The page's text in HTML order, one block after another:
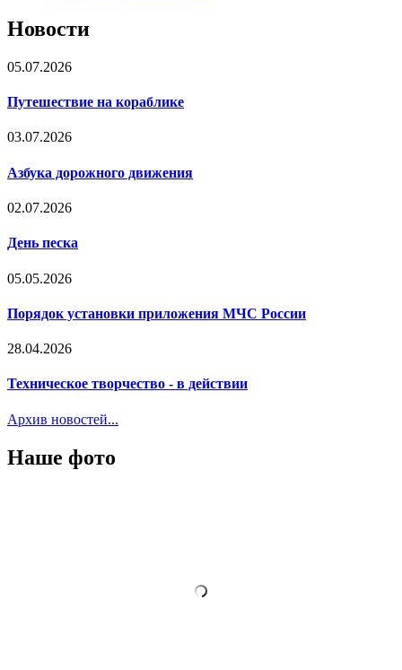
Новости
05.07.2026
Путешествие на кораблике
03.07.2026
Азбука дорожного движения
02.07.2026
День песка
05.05.2026
Порядок установки приложения МЧС России
28.04.2026
Техническое творчество - в действии
Архив новостей...
Наше фото